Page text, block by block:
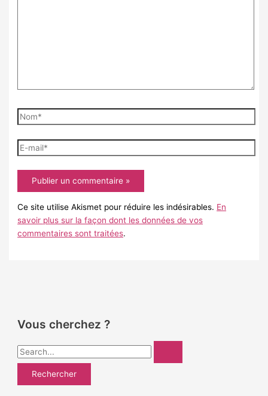
Nom*
E-
mail*
Ce site utilise Akismet pour réduire les indésirables. En
savoir plus sur la façon dont les données de vos
commentaires sont traitées.
Vous cherchez ?
R
e